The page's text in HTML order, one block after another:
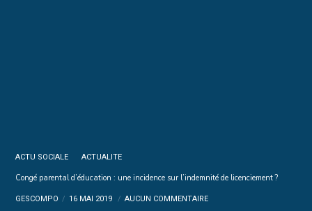
ACTU SOCIALE ACTUALITE
Congé parental d’éducation : une incidence sur l’indemnité de licenciement ?
GESCOMPO 16 MAI 2019 AUCUN COMMENTAIRE